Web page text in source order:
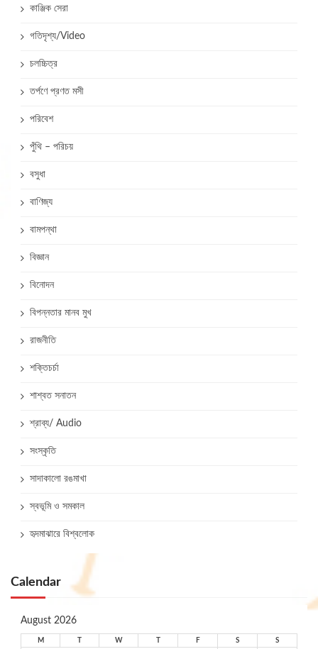
কাঞ্জিক সেরা
গতিদৃশ্য/Video
চলচ্চিত্র
তর্পণে প্রণত মসী
পরিবেশ
পুঁথি – পরিচয়
বসুধা
বাণিজ্য
বামপন্থা
বিজ্ঞান
বিনোদন
বিপন্নতার মানব মুখ
রাজনীতি
শক্তিচর্চা
শাশ্বত সনাতন
শ্রাব্য/ Audio
সংস্কৃতি
সাদাকালো রঙমাখা
স্বভূমি ও সমকাল
হৃদমাঝারে বিশ্বলোক
Calendar
August 2026
M W F S S